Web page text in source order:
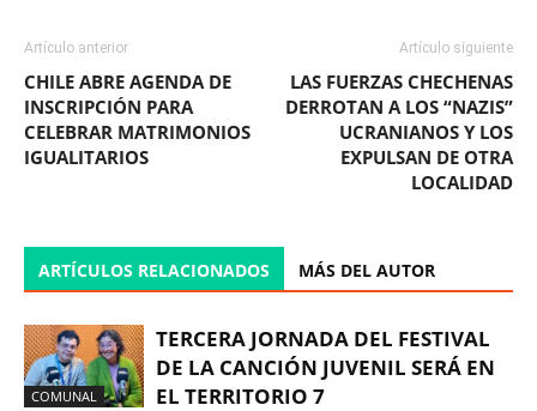
Artículo anterior
CHILE ABRE AGENDA DE
INSCRIPCIÓN PARA
CELEBRAR MATRIMONIOS
IGUALITARIOS
Artículo siguiente
LAS FUERZAS CHECHENAS
DERROTAN A LOS “NAZIS”
UCRANIANOS Y LOS
EXPULSAN DE OTRA
LOCALIDAD
ARTÍCULOS RELACIONADOS MÁS DEL AUTOR
COMUNAL
TERCERA JORNADA DEL FESTIVAL
DE LA CANCIÓN JUVENIL SERÁ EN
EL TERRITORIO 7